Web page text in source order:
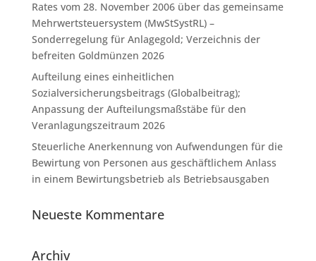
Rates vom 28. November 2006 über das gemeinsame
Mehrwertsteuersystem (MwStSystRL) –
Sonderregelung für Anlagegold; Verzeichnis der
befreiten Goldmünzen 2026
Aufteilung eines einheitlichen
Sozialversicherungsbeitrags (Globalbeitrag);
Anpassung der Aufteilungsmaßstäbe für den
Veranlagungszeitraum 2026
Steuerliche Anerkennung von Aufwendungen für die
Bewirtung von Personen aus geschäftlichem Anlass
in einem Bewirtungsbetrieb als Betriebsausgaben
Neueste Kommentare
Archiv